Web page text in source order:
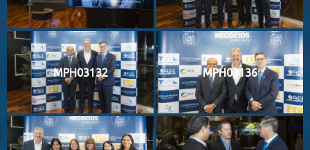
MPH03132 MPH03136